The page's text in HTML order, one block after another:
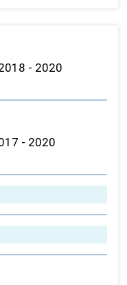
- 2020
- 2020